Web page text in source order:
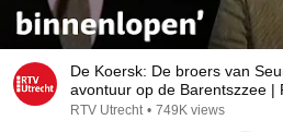
De Koersk: De broers van
avontuur op de Barentszzee |
RTV Utrecht • 749K views